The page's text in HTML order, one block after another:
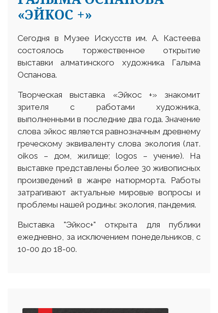
«ЭЙКОС +»
Сегодня в Музее Искусств им. А. Кастеева
состоялось торжественное открытие
выставки алматинского художника Галыма
Оспанова.
Творческая выставка «Эйкос +» знакомит
зрителя с работами художника,
выполненными в последние два года. Значение
слова эйкос является равнозначным древнему
греческому эквиваленту слова экология (лат.
оіkos – дом, жилище; logos – учение). На
выставке представлены более 30 живописных
произведений в жанре натюрморта. Работы
затрагивают актуальные мировые вопросы и
проблемы нашей родины: экология, пандемия.
Выставка "Эйкос+" открыта для публики
ежедневно, за исключением понедельников, с
10-00 до 18-00.